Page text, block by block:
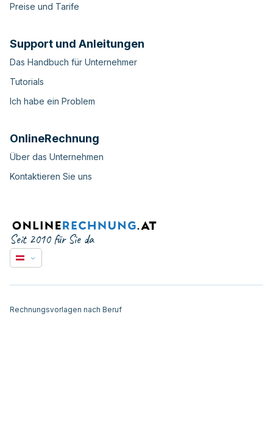
Preise und Tarife
Support und Anleitungen
Das Handbuch für Unternehmer
Tutorials
Ich habe ein Problem
OnlineRechnung
Über das Unternehmen
Kontaktieren Sie uns
Seit 2010 für Sie da
Rechnungsvorlagen nach Beruf